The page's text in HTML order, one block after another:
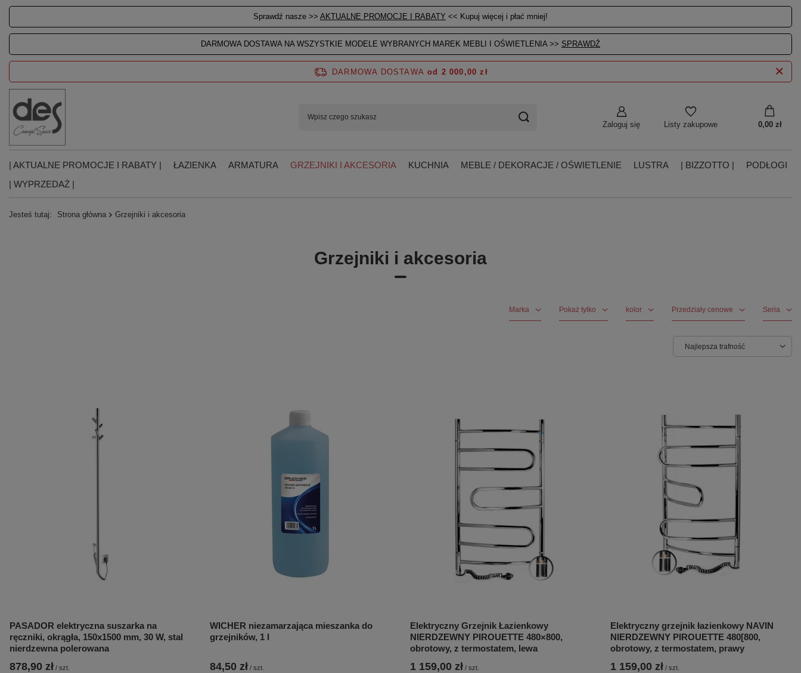
Sprawdź nasze >> AKTUALNE PROMOCJE I RABATY << Kupuj więcej i płać mniej!
DARMOWA DOSTAWA NA WSZYSTKIE MODELE WYBRANYCH MAREK MEBLI I OŚWIETLENIA >> SPRAWDŹ
Zaloguj się Listy zakupowe 0,00 zł
DARMOWA DOSTAWA od 2 000,00 zł
| AKTUALNE PROMOCJE I RABATY | ŁAZIENKA ARMATURA GRZEJNIKI I AKCESORIA KUCHNIA MEBLE / DEKORACJE / OŚWIETLENIE LUSTRA | BIZZOTTO |
PODŁOGI
| WYPRZEDAŻ |
Jesteś tutaj: Strona główna Grzejniki i akcesoria
Grzejniki i akcesoria
Marka Pokaż tylko kolor Przedziały cenowe Seria
Najlepsza trafność
PASADOR elektryczna suszarka na
ręczniki, okrągła, 150x1500 mm, 30 W, stal
nierdzewna polerowana
878,90 zł / szt.
WICHER niezamarzająca mieszanka do
grzejników, 1 l
84,50 zł / szt.
Elektryczny Grzejnik Łazienkowy
NIERDZEWNY PIROUETTE 480×800,
obrotowy, z termostatem, lewa
1 159,00 zł / szt.
Elektryczny grzejnik łazienkowy NAVIN
NIERDZEWNY PIROUETTE 480[800,
obrotowy, z termostatem, prawy
1 159,00 zł / szt.